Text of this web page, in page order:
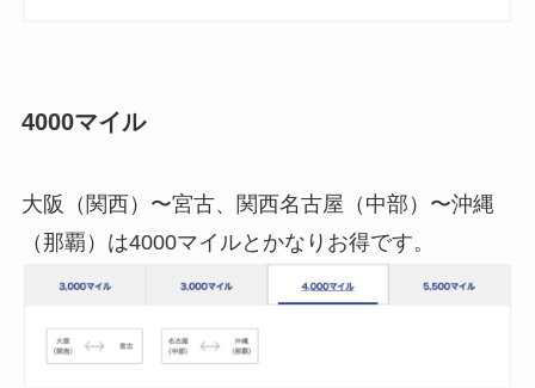
4000マイル
大阪（関西）〜宮古、関西名古屋（中部）〜沖縄
（那覇）は4000マイルとかなりお得です。